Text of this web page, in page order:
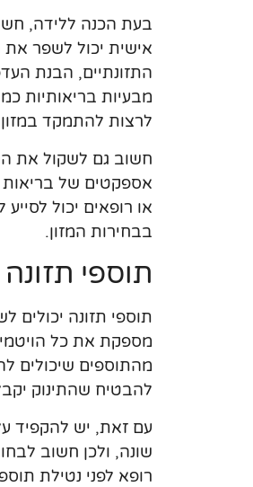
בעת הכנה ללידה,
אישית יכול לשפר את
התזונתיים, הבנת
מבעיות בריאותיות
לרצות להתמקד
חשוב גם לשקול את
אספקטים של בריאות
או רופאים יכול
בבחירות המזון.
תוספי
תוספי תזונה יכולים
מהתוספים שיכולים
להבטיח שהתינוק
עם זאת, יש להקפיד על
שונה, ולכן חשוב
רופא לפני נטילת